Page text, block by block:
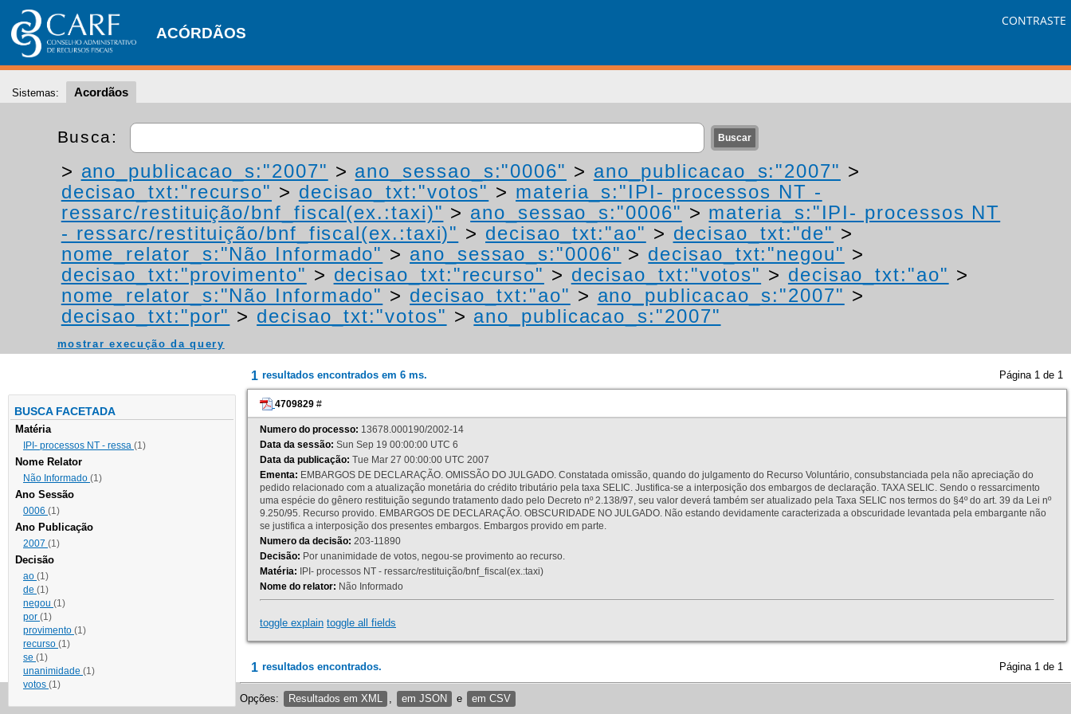
ACÓRDÃOS
CONTRASTE
Sistemas: Acordãos
Busca:
> ano_publicacao_s:"2007" > ano_sessao_s:"0006" > ano_publicacao_s:"2007" >
decisao_txt:"recurso" > decisao_txt:"votos" > materia_s:"IPI- processos NT -
ressarc/restituição/bnf_fiscal(ex.:taxi)" > ano_sessao_s:"0006" > materia_s:"IPI- processos NT
- ressarc/restituição/bnf_fiscal(ex.:taxi)" > decisao_txt:"ao" > decisao_txt:"de" >
nome_relator_s:"Não Informado" > ano_sessao_s:"0006" > decisao_txt:"negou" >
decisao_txt:"provimento" > decisao_txt:"recurso" > decisao_txt:"votos" > decisao_txt:"ao" >
nome_relator_s:"Não Informado" > decisao_txt:"ao" > ano_publicacao_s:"2007" >
decisao_txt:"por" > decisao_txt:"votos" > ano_publicacao_s:"2007"
mostrar execução da query
BUSCA FACETADA
Matéria
IPI- processos NT - ressa (1)
Nome Relator
Não Informado (1)
Ano Sessão
0006 (1)
Ano Publicação
2007 (1)
Decisão
ao (1)
de (1)
negou (1)
por (1)
provimento (1)
recurso (1)
se (1)
unanimidade (1)
votos (1)
1 resultados encontrados em 6 ms. Página 1 de 1
4709829 #
Numero do processo: 13678.000190/2002-14
Data da sessão: Sun Sep 19 00:00:00 UTC 6
Data da publicação: Tue Mar 27 00:00:00 UTC 2007
Ementa: EMBARGOS DE DECLARAÇÃO. OMISSÃO DO JULGADO. Constatada omissão, quando do julgamento do Recurso Voluntário, consubstanciada pela não apreciação do
pedido relacionado com a atualização monetária do crédito tributário pela taxa SELIC. Justifica-se a interposição dos embargos de declaração. TAXA SELIC. Sendo o ressarcimento
uma espécie do gênero restituição segundo tratamento dado pelo Decreto nº 2.138/97, seu valor deverá também ser atualizado pela Taxa SELIC nos termos do §4º do art. 39 da Lei nº
9.250/95. Recurso provido. EMBARGOS DE DECLARAÇÃO. OBSCURIDADE NO JULGADO. Não estando devidamente caracterizada a obscuridade levantada pela embargante não
se justifica a interposição dos presentes embargos. Embargos provido em parte.
Numero da decisão: 203-11890
Decisão: Por unanimidade de votos, negou-se provimento ao recurso.
Matéria: IPI- processos NT - ressarc/restituição/bnf_fiscal(ex.:taxi)
Nome do relator: Não Informado
toggle explain toggle all fields
1 resultados encontrados. Página 1 de 1
Opções: Resultados em XML em JSON e em CSV